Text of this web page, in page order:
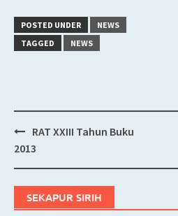
POSTED UNDER
NEWS
TAGGED
NEWS
Post
RAT XXIII Tahun Buku
2013
SEKAPUR SIRIH